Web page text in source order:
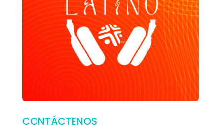
CONTÁCTENOS